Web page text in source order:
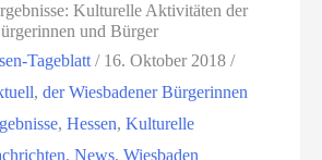
Kulturelle Aktivitäten der
und Bürger
Tageblatt/ 16. Oktober 2018/
,der Wiesbadener Bürgerinnen
,Hessen,Kulturelle
,News,Wiesbaden